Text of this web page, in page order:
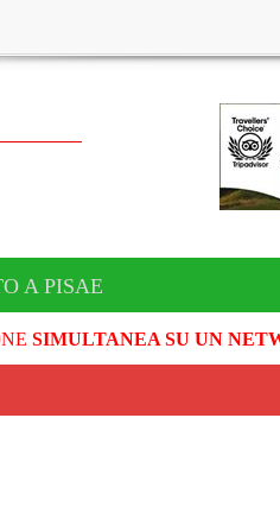
A PISAE
SIMULTANEA SU UN